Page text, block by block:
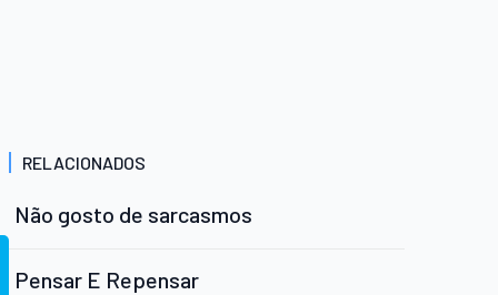
RELACIONADOS
Não gosto de sarcasmos
Pensar E Repensar